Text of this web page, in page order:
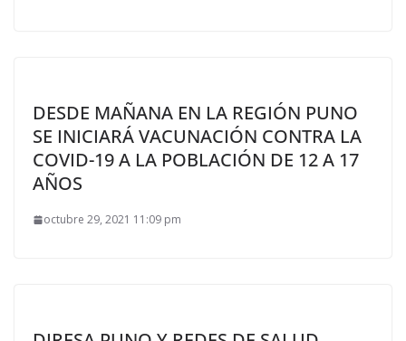
DESDE MAÑANA EN LA REGIÓN PUNO
SE INICIARÁ VACUNACIÓN CONTRA LA
COVID-19 A LA POBLACIÓN DE 12 A 17
AÑOS
octubre 29, 2021 11:09 pm